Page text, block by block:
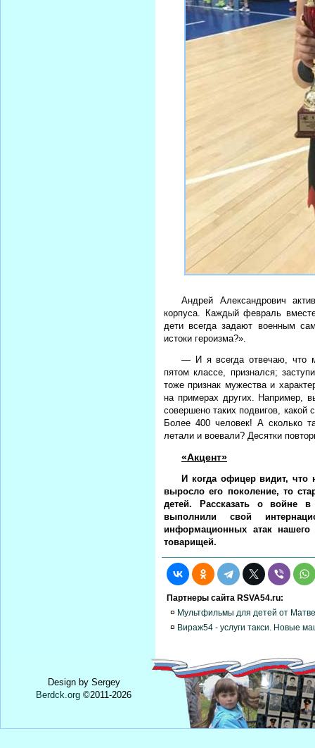
Андрей Александрович
корпуса. Каждый февраль
дети всегда задают военным
истоки героизма?».
— И я всегда отвечаю, что
пятом классе, признался;
тоже признак мужества и
на примерах других. Например,
совершено таких подвигов,
Более 400 человек! А сколько
летали и воевали? Десятки
«Акцент»
И когда офицер видит, что
выросло его поколение, то
детей. Рассказать о войне
выполнили свой
информационных атак
товарищей.
Партнеры сайта RSVA54.ru:
¤ Мультфильмы для детей от
¤ Вираж54 - услуги такси. Новые
Design by Sergey
Berdck.org ©2011-2026